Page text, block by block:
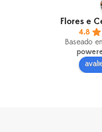
Flores e
4.8
Baseado